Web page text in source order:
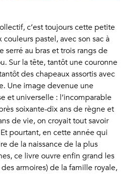
c’est toujours cette petite
pastel, avec son sac à
serré au bras et trois rangs de
Sur la tête, tantôt une couronne
des chapeaux assortis avec
Une image devenue une
et universelle : l’incomparable
soixante-dix ans de règne et
de vie, on croyait tout savoir
pourtant, en cette année qui
de la naissance de la plus
ce livre ouvre enfin grand les
armoires) de la famille royale,